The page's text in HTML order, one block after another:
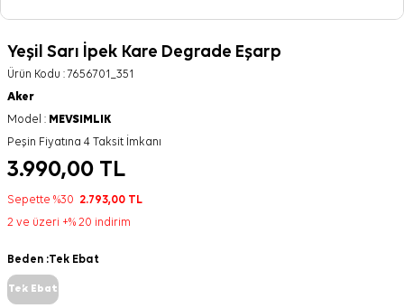
Yeşil Sarı İpek Kare Degrade Eşarp
Ürün Kodu :7656701_351
Aker
Model : MEVSIMLIK
Peşin Fiyatına 4 Taksit İmkanı
3.990,00 TL
Sepette %30 2.793,00 TL
2 ve üzeri +% 20 indirim
Beden :Tek Ebat
Tek Ebat